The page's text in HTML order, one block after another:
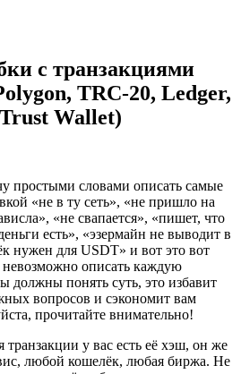
с транзакциями
TRC-20, Ledger,
Wallet)
простыми словами описать самые
«не в ту сеть», «не пришло на
«не свапается», «пишет, что
есть», «эзермайн не выводит в
нужен для USDT» и вот это вот
описать каждую
понять суть, это избавит
вопросов и сэкономит вам
прочитайте внимательно!
у вас есть её хэш, он же
любой кошелёк, любая биржа. Не